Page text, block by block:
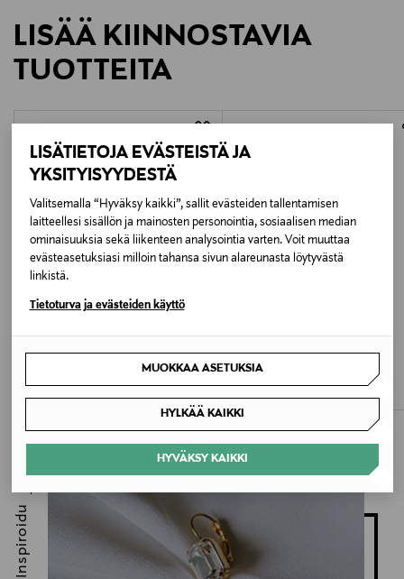
LISÄTIETOJA EVÄSTEISTÄ JA
YKSITYISYYDESTÄ
Valitsemalla “Hyväksy kaikki”, sallit evästeiden tallentamisen
laitteellesi sisällön ja mainosten personointia, sosiaalisen median
ominaisuuksia sekä liikenteen analysointia varten. Voit muuttaa
evästeasetuksiasi milloin tahansa sivun alareunasta löytyvästä
linkistä.
Tietoturva ja evästeiden käyttö
MUOKKAA ASETUKSIA
HYLKÄÄ KAIKKI
HYVÄKSY KAIKKI
LISÄÄ KIINNOSTAVIA
TUOTTEITA
kosmetiikkalaukku
Inspiroidu